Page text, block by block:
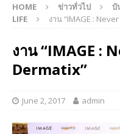
HOME ข่าวทั่วไป บั
LIFE
งาน “IMAGE :
งาน “IMAGE :
Dermatix”
June 2, 2017 admin